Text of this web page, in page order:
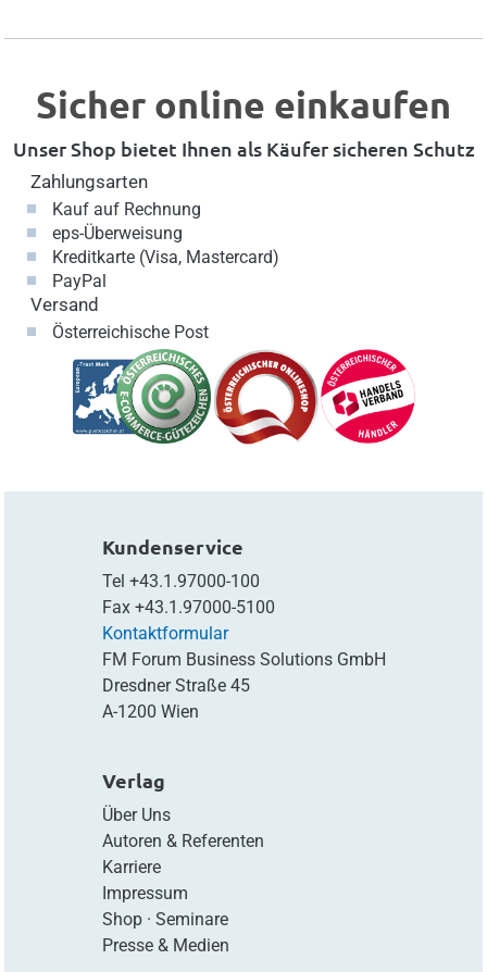
Sicher online einkaufen
Unser Shop bietet Ihnen als Käufer sicheren Schutz
Zahlungsarten
Kauf auf Rechnung
eps-Überweisung
Kreditkarte (Visa, Mastercard)
PayPal
Versand
Österreichische Post
Kundenservice
Tel +43.1.97000-100
Fax +43.1.97000-5100
Kontaktformular
FM Forum Business Solutions GmbH
Dresdner Straße 45
A-1200 Wien
Verlag
Über Uns
Autoren & Referenten
Karriere
Impressum
Shop· Seminare
Presse & Medien